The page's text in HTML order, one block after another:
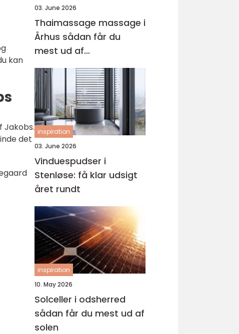
kan
Jakobs.
det
03. June 2026
Thaimassage massage i
Århus sådan får du
mest ud af
behandlingen
inspiration
03. June 2026
Vinduespudser i
Stenløse: få klar udsigt
året rundt
inspiration
10. May 2026
Solceller i odsherred
sådan får du mest ud af
solen